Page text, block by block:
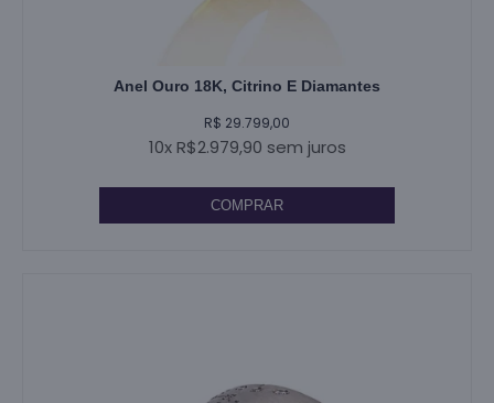
Anel Ouro 18K, Citrino E Diamantes
R$ 29.799,00
10x R$2.979,90 sem juros
COMPRAR